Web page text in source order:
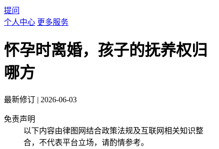
提问
个人中心 更多服务
怀孕时离婚，孩子的抚养权归
哪方
最新修订 | 2026-06-03
免责声明
以下内容由律图网结合政策法规及互联网相关知识整
合，不代表平台立场，请酌情参考。